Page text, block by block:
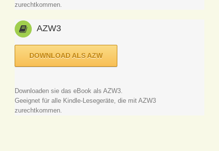
zurechtkommen.
AZW3
DOWNLOAD ALS AZW
Downloaden sie das eBook als AZW3.
Geeignet für alle Kindle-Lesegeräte, die mit AZW3
zurechtkommen.